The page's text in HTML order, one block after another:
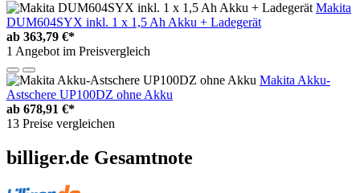
Makita
DUM604SYX inkl. 1 x 1,5 Ah Akku + Ladegerät
ab 363,79 €*
1 Angebot im Preisvergleich
Makita Akku-
Astschere UP100DZ ohne Akku
ab 678,91 €*
13 Preise vergleichen
billiger.de Gesamtnote